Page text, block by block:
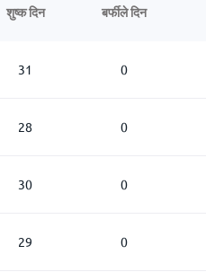
शुष्क दिन बर्फीले दिन
31 0
28 0
30 0
29 0